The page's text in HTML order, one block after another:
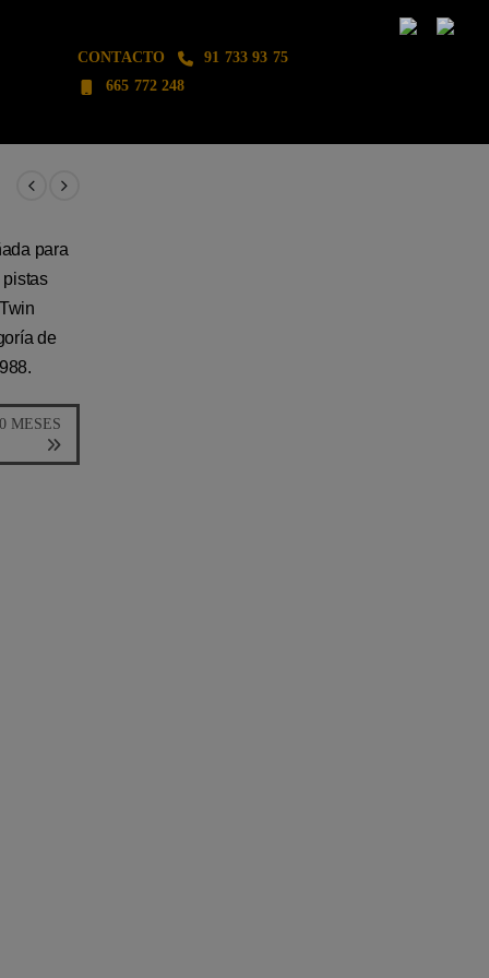
CONTACTO
91 733 93 75
665 772 248
para
pistas
de